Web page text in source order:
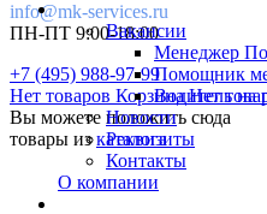
info@mk-services.ru
ПН-ПТ 9:00-18:00
+7 (495) 988-97-99
Нет товаров КорзинаНет
Вы можете положить сюда
товары изкаталога
Вакансии
Менеджер
Помощник
Водитель на
Новости
Реквизиты
Контакты
О компании